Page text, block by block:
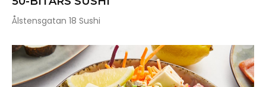
Ålstensgatan 18 Sushi